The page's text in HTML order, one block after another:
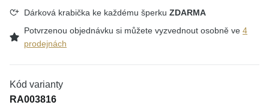
Dárková krabička ke každému šperku ZDARMA
Potvrzenou objednávku si můžete vyzvednout osobně ve 4
prodejnách
Kód varianty
RA003816